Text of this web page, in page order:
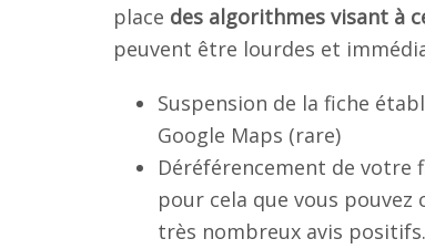
place des algorithmes visant à
peuvent être lourdes et
Suspension de la fiche
Google Maps (rare)
Déréférencement de votre
pour cela que vous
très nombreux avis